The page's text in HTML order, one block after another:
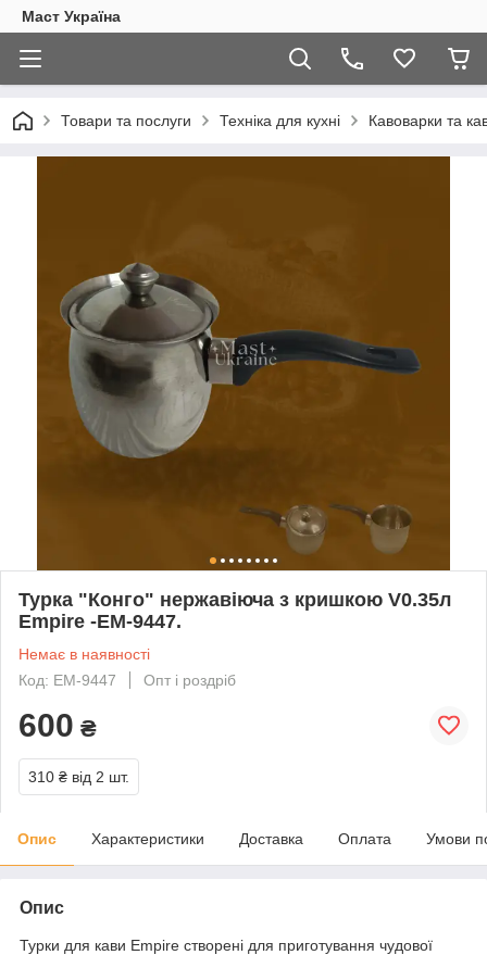
Маст Україна
Товари та послуги Техніка для кухні Кавоварки та
Турка "Конго" нержавіюча з кришкою V0.35л
Empire -EM-9447.
Немає в наявності
Код: EM-9447
Опт і роздріб
600 ₴
310 ₴ від 2 шт.
Опис Характеристики Доставка Оплата Умови
Опис
Турки для кави Empire створені для приготування чудової